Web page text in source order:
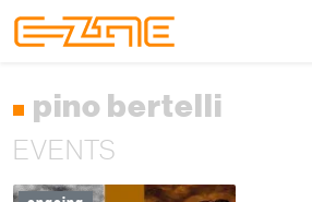
pino bertelli
EVENTS